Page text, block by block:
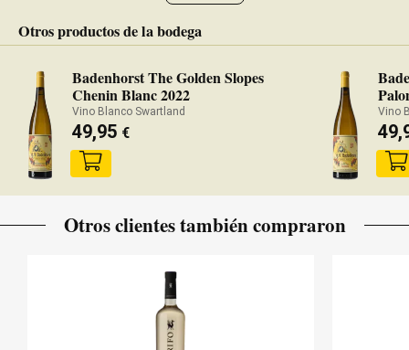
Otros productos de la bodega
Badenhorst The Golden Slopes
Chenin Blanc 2022
Vino Blanco Swartland
49,95 €
Vino
Otros clientes también compraron